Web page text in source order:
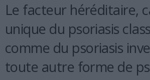
Le facteur héréditaire,
unique du psoriasis
comme du psoriasis
toute autre forme de